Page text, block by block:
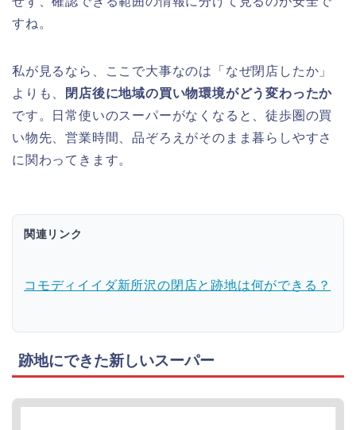
すね。
私が見るなら、ここで大事なのは「なぜ閉店したか」
よりも、
閉店後に地域の買い物環境がどう変わったか
です。日常使いのスーパーがなくなると、徒歩圏の買
い物先、営業時間、品ぞろえがそのまま暮らしやすさ
に関わってきます。
関連リンク
コモディイイダ新所沢の閉店と跡地は何ができる？
跡地にできた新しいスーパー